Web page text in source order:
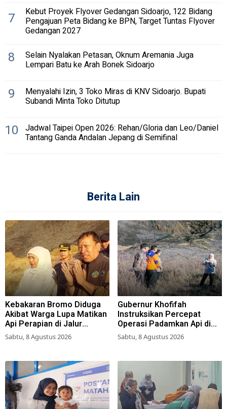
7 Kebut Proyek Flyover Gedangan Sidoarjo, 122 Bidang
Pengajuan Peta Bidang ke BPN, Target Tuntas Flyover
Gedangan 2027
8 Selain Nyalakan Petasan, Oknum Aremania Juga
Lempari Batu ke Arah Bonek Sidoarjo
9 Menyalahi Izin, 3 Toko Miras di KNV Sidoarjo. Bupati
Subandi Minta Toko Ditutup
10 Jadwal Taipei Open 2026: Rehan/Gloria dan Leo/Daniel
Tantang Ganda Andalan Jepang di Semifinal
Berita Lain
Kebakaran Bromo Diduga
Akibat Warga Lupa Matikan
Api Perapian di Jalur
Tradisional
Sabtu, 8 Agustus 2026
Gubernur Khofifah
Instruksikan Percepat
Operasi Padamkan Api di
Wisata Bromo
Sabtu, 8 Agustus 2026